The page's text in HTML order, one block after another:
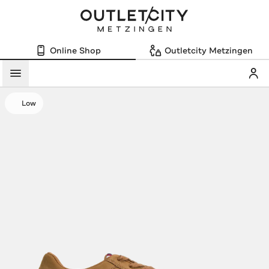
Online Shop Outletcity Metzingen
Menü
Low